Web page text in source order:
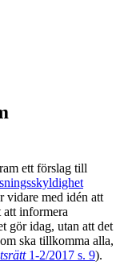
ett förslag till
vidare med idén att
informera
gör idag, utan att det
ska tillkomma alla,
1-2/2017 s. 9).